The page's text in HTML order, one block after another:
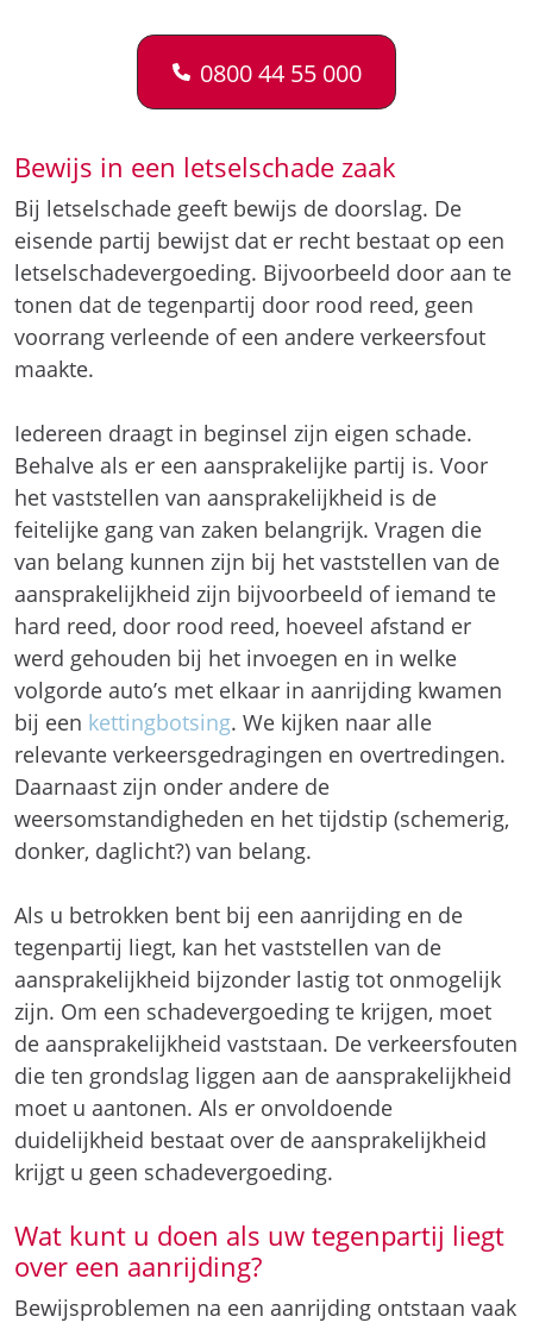
0800 44 55 000
Bewijs in een letselschade zaak
Bij letselschade geeft bewijs de doorslag. De
eisende partij bewijst dat er recht bestaat op een
letselschadevergoeding. Bijvoorbeeld door aan te
tonen dat de tegenpartij door rood reed, geen
voorrang verleende of een andere verkeersfout
maakte.
Iedereen draagt in beginsel zijn eigen schade.
Behalve als er een aansprakelijke partij is. Voor
het vaststellen van aansprakelijkheid is de
feitelijke gang van zaken belangrijk. Vragen die
van belang kunnen zijn bij het vaststellen van de
aansprakelijkheid zijn bijvoorbeeld of iemand te
hard reed, door rood reed, hoeveel afstand er
werd gehouden bij het invoegen en in welke
volgorde auto’s met elkaar in aanrijding kwamen
bij een kettingbotsing. We kijken naar alle
relevante verkeersgedragingen en overtredingen.
Daarnaast zijn onder andere de
weersomstandigheden en het tijdstip (schemerig,
donker, daglicht?) van belang.
Als u betrokken bent bij een aanrijding en de
tegenpartij liegt, kan het vaststellen van de
aansprakelijkheid bijzonder lastig tot onmogelijk
zijn. Om een schadevergoeding te krijgen, moet
de aansprakelijkheid vaststaan. De verkeersfouten
die ten grondslag liggen aan de aansprakelijkheid
moet u aantonen. Als er onvoldoende
duidelijkheid bestaat over de aansprakelijkheid
krijgt u geen schadevergoeding.
Wat kunt u doen als uw tegenpartij liegt
over een aanrijding?
Bewijsproblemen na een aanrijding ontstaan vaak